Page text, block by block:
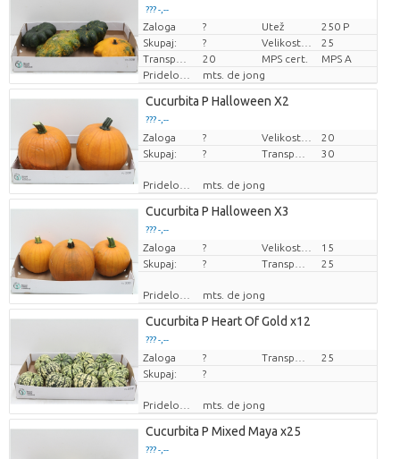
??? -,--
Cena za kos
Zaloga ? Utež
250 P
Skupaj:
?
25
20 MPS cert.
MPS A
mts. de jong
Cucurbita P Halloween X2
??? -,--
Cena za kos
Zaloga ?
20
Skupaj:
? 30
mts. de jong
Cucurbita P Halloween X3
??? -,--
Cena za kos
Zaloga ?
15
Skupaj:
? 25
mts. de jong
Cucurbita P Heart Of Gold x12
??? -,--
Cena za kos
Zaloga ?
25
Skupaj:
?
mts. de jong
Cucurbita P Mixed Maya x25
??? -,--